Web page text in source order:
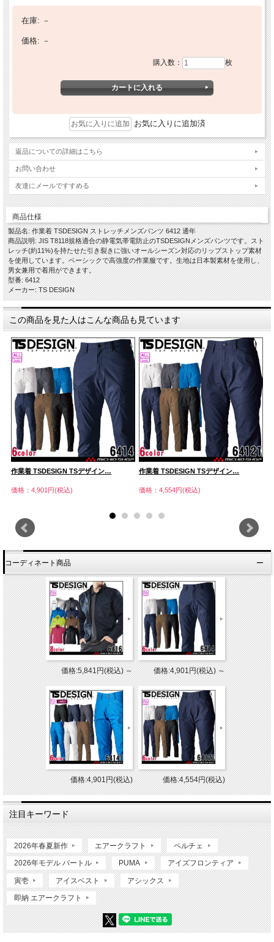
在庫: －
価格: －
購入数： 枚
お気に入りに追加済
返品についての詳細はこちら
お問い合わせ
友達にメールですすめる
商品仕様
製品名: 作業着 TSDESIGN ストレッチメンズパンツ 6412 通年
商品説明: JIS T8118規格適合の静電気帯電防止のTSDESIGNメンズパンツです。スト
レッチ(約11%)を持たせた引き裂きに強いオールシーズン対応のリップストップ素材
を使用しています。ベーシックで高強度の作業服です。生地は日本製素材を使用し、
男女兼用で着用ができます。
型番: 6412
メーカー: TS DESIGN
この商品を見た人はこんな商品も見ています
作業着 TSDESIGN TSデザイン…
価格：4,901円(税込)
作業着 TSDESIGN TSデザイン…
価格：4,554円(税込)
コーディネート商品
価格:5,841円(税込)～ 価格:4,901円(税込)～
価格:4,901円(税込) 価格:4,554円(税込)
注目キーワード
2026年春夏新作 エアークラフト ペルチェ
2026年モデル バートル PUMA アイズフロンティア
寅壱 アイスベスト アシックス
即納 エアークラフト